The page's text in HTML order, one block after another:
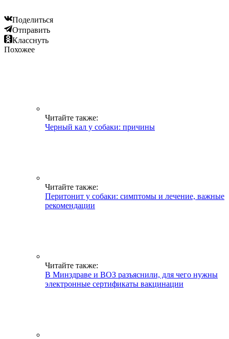
Поделиться
Отправить
Класснуть
Похожее
Читайте также:
Черный кал у собаки: причины
Читайте также:
Перитонит у собаки: симптомы и лечение, важные
рекомендации
Читайте также:
В Минздраве и ВОЗ разъяснили, для чего нужны
электронные сертификаты вакцинации